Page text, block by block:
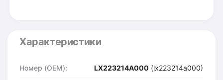
Характеристики
Номер (OEM): LX223214A000 (lx223214a000)